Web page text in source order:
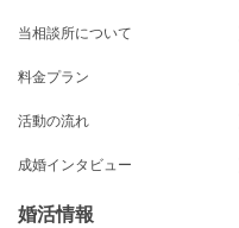
当相談所について
料金プラン
活動の流れ
成婚インタビュー
婚活情報